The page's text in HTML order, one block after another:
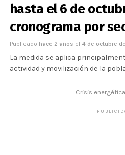
hasta el 6 de
cronograma por
Publicado hace 2 años el 4 de octubre
La medida se aplica
actividad y movilización de la
Crisis